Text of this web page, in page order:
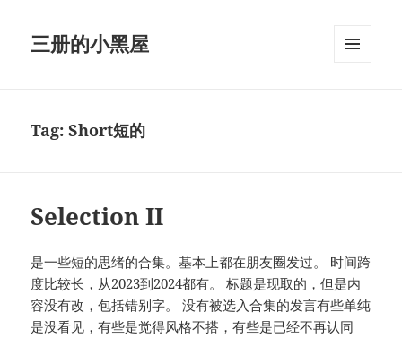
三册的小黑屋
Tag:Short短的
Selection II
是一些短的思绪的合集。基本上都在朋友圈发过。 时间跨
度比较长，从2023到2024都有。 标题是现取的，但是内
容没有改，包括错别字。 没有被选入合集的发言有些单纯
是没看见，有些是觉得风格不搭，有些是已经不再认同